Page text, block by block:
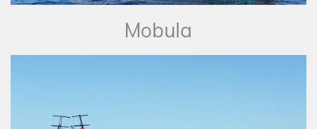
Mobula